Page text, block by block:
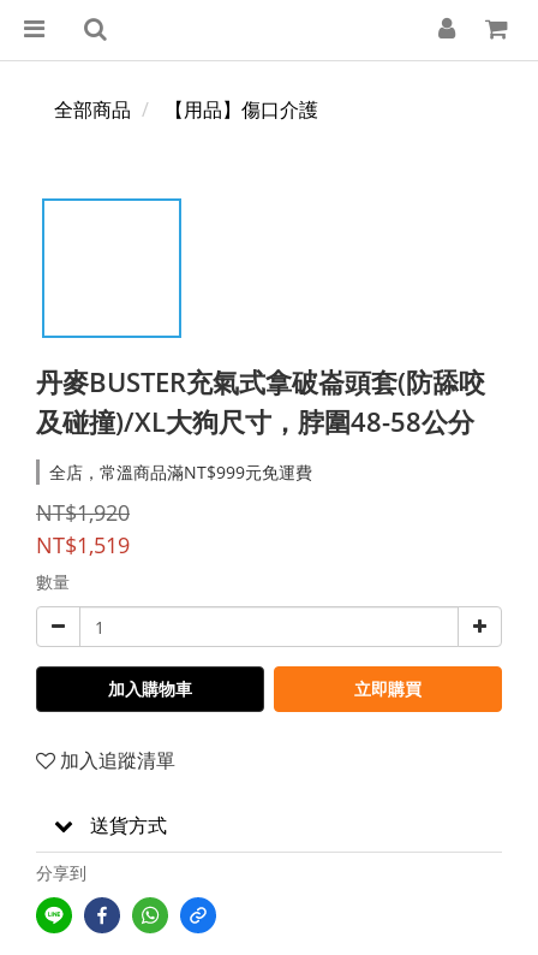
全部商品 【用品】傷口介護
丹麥BUSTER充氣式拿破崙頭套(防舔咬
及碰撞)/XL大狗尺寸，脖圍48-58公分
全店，常溫商品滿NT$999元免運費
NT$1,920
NT$1,519
數量
加入購物車 立即購買
加入追蹤清單
送貨方式
分享到